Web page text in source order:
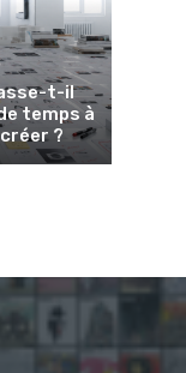
t-il
temps à
créer ?